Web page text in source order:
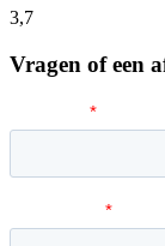
3,7
Vragen of een